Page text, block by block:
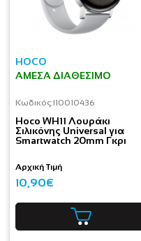
HOCO
ΆΜΕΣΑ ΔΙΑΘΈΣΙΜΟ
Κωδικός:I10010436
Hoco WH11 Λουράκι
Σιλικόνης Universal για
Smartwatch 20mm Γκρι
Αρχική Τιμή
10,90€